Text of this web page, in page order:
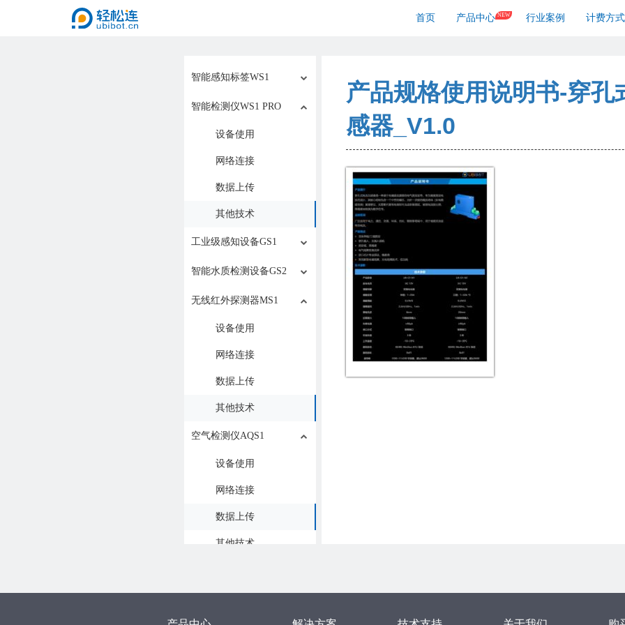
首页 产品中心 NEW 行业案例 计费方式
智能感知标签WS1
智能检测仪WS1 PRO
设备使用
网络连接
数据上传
其他技术
工业级感知设备GS1
智能水质检测设备GS2
无线红外探测器MS1
设备使用
网络连接
数据上传
其他技术
空气检测仪AQS1
设备使用
网络连接
数据上传
其他技术
产品规格使用说明书-穿孔
感器_V1.0